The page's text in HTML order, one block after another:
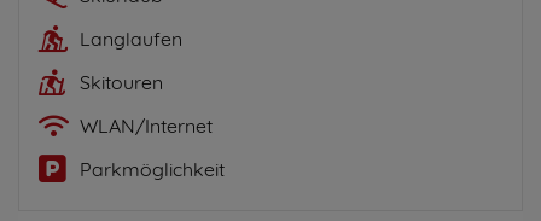
Langlaufen
Skitouren
WLAN/Internet
Parkmöglichkeit